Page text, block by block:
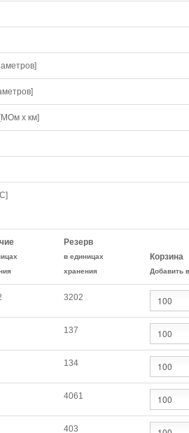
х км]
Резерв
в единицах
хранения
Корзина
Добавить
3202
137
134
4061
403